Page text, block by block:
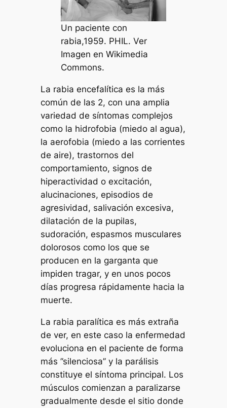
Un paciente con
rabia,1959. PHIL. Ver
Imagen en Wikimedia
Commons.
La rabia encefalítica es la más
común de las 2, con una amplia
variedad de síntomas complejos
como la hidrofobia (miedo al agua),
la aerofobia (miedo a las corrientes
de aire), trastornos del
comportamiento, signos de
hiperactividad o excitación,
alucinaciones, episodios de
agresividad, salivación excesiva,
dilatación de la pupilas,
sudoración, espasmos musculares
dolorosos como los que se
producen en la garganta que
impiden tragar, y en unos pocos
días progresa rápidamente hacia la
muerte.
La rabia paralítica es más extraña
de ver, en este caso la enfermedad
evoluciona en el paciente de forma
más ’’silenciosa’’ y la parálisis
constituye el síntoma principal. Los
músculos comienzan a paralizarse
gradualmente desde el sitio donde